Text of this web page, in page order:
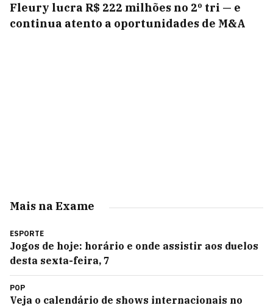
Fleury lucra R$ 222 milhões no 2º tri — e
continua atento a oportunidades de M&A
Mais na Exame
ESPORTE
Jogos de hoje: horário e onde assistir aos duelos
desta sexta-feira, 7
POP
Veja o calendário de shows internacionais no